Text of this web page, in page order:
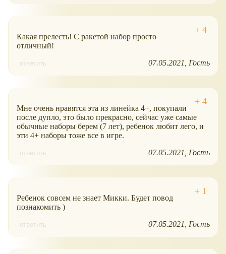
Какая прелесть! С ракетой набор просто
отличный!
ответить 07.05.2021 Гость
Мне очень нравятся эта из линейка 4+, покупали
после дупло, это было прекрасно, сейчас уже самые
обычные наборы берем (7 лет), ребенок любит лего, и
эти 4+ наборы тоже все в игре.
ответить 07.05.2021 Гость
Ребенок совсем не знает Микки. Будет повод
познакомить )
ответить 07.05.2021 Гость